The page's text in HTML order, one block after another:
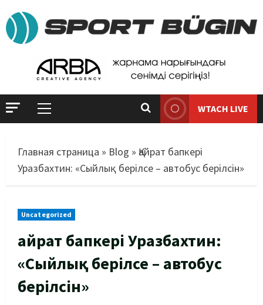
WTACH LIVE
Главная страница » Blog » Қайрат бапкері
Уразбахтин: «Сыйлық берілсе – автобус берілсін»
Uncategorized
Қайрат бапкері Уразбахтин:
«Сыйлық берілсе – автобус
берілсін»